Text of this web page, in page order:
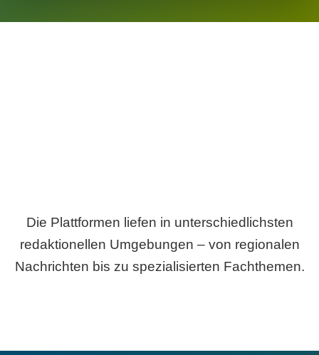
Die Plattformen liefen in unterschiedlichsten
redaktionellen Umgebungen – von regionalen
Nachrichten bis zu spezialisierten Fachthemen.